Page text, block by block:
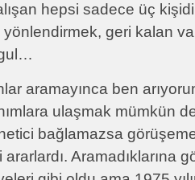
hepsi sadece üç
yönlendirmek, geri kalan
aramayınca ben
ulaşmak mümkün
bağlamazsa
Aramadıklarına